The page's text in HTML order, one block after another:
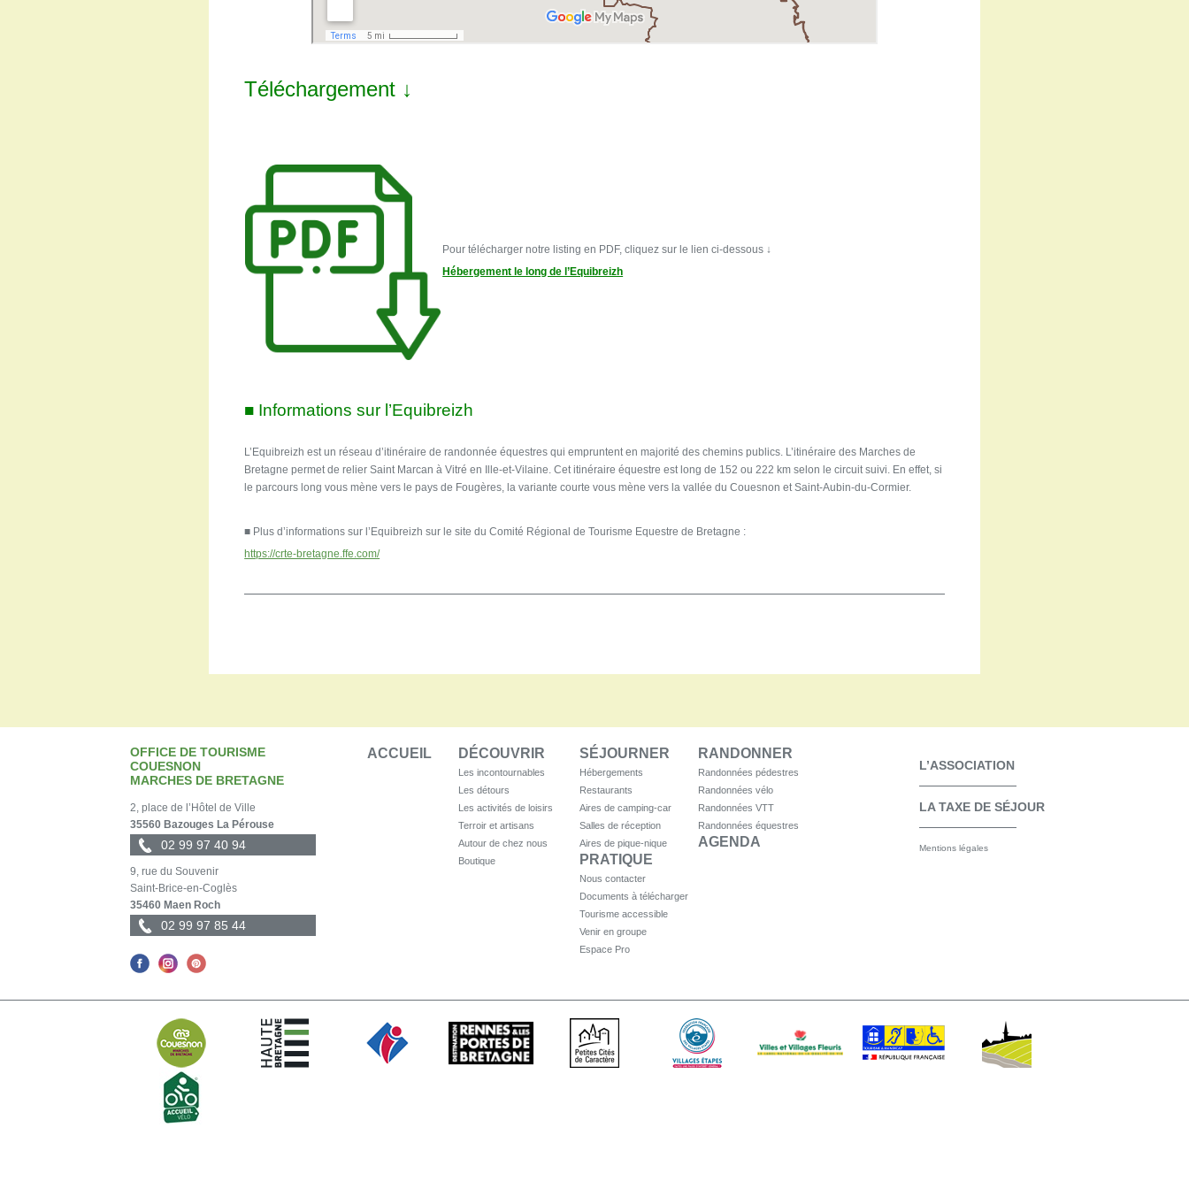
Téléchargement ↓
Pour télécharger notre listing en PDF, cliquez sur le lien ci-dessous ↓
Hébergement le long de l’Equibreizh
■ Informations sur l’Equibreizh
L’Equibreizh est un réseau d’itinéraire de randonnée équestres qui empruntent en majorité des chemins publics. L’itinéraire des Marches de
Bretagne permet de relier Saint Marcan à Vitré en Ille-et-Vilaine. Cet itinéraire équestre est long de 152 ou 222 km selon le circuit suivi. En effet, si
le parcours long vous mène vers le pays de Fougères, la variante courte vous mène vers la vallée du Couesnon et Saint-Aubin-du-Cormier.
■ Plus d’informations sur l’Equibreizh sur le site du Comité Régional de Tourisme Equestre de Bretagne :
https://crte-bretagne.ffe.com/
OFFICE DE TOURISME
COUESNON
MARCHES DE BRETAGNE
2, place de l’Hôtel de Ville
35560 Bazouges La Pérouse
02 99 97 40 94
9, rue du Souvenir
Saint-Brice-en-Coglès
35460 Maen Roch
02 99 97 85 44
ACCUEIL DÉCOUVRIR
Les incontournables
Les détours
Les activités de loisirs
Terroir et artisans
Autour de chez nous
Boutique
SÉJOURNER
Hébergements
Restaurants
Aires de camping-car
Salles de réception
Aires de pique-nique
RANDONNER
Randonnées pédestres
Randonnées vélo
Randonnées VTT
Randonnées équestres
AGENDA
PRATIQUE
Nous contacter
Documents à télécharger
Tourisme accessible
Venir en groupe
Espace Pro
L’ASSOCIATION
LA TAXE DE SÉJOUR
Mentions légales